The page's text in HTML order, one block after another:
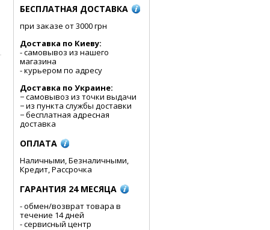
БЕСПЛАТНАЯ ДОСТАВКА
при заказе от 3000 грн
Доставка по Киеву:
- cамовывоз из нашего
магазина
- курьером по адресу
Доставка по Украине:
− самовывоз из точки выдачи
− из пункта службы доставки
− бесплатная адресная
доставка
ОПЛАТА
Наличными, Безналичными,
Кредит, Рассрочка
ГАРАНТИЯ 24 МЕСЯЦА
- обмен/возврат товара в
течение 14 дней
- сервисный центр